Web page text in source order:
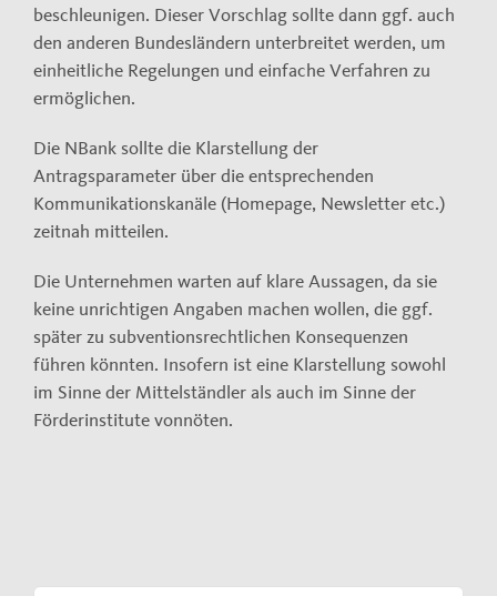
beschleunigen. Dieser Vorschlag sollte dann ggf. auch
den anderen Bundesländern unterbreitet werden, um
einheitliche Regelungen und einfache Verfahren zu
ermöglichen.
Die NBank sollte die Klarstellung der
Antragsparameter über die entsprechenden
Kommunikationskanäle (Homepage, Newsletter etc.)
zeitnah mitteilen.
Die Unternehmen warten auf klare Aussagen, da sie
keine unrichtigen Angaben machen wollen, die ggf.
später zu subventionsrechtlichen Konsequenzen
führen könnten. Insofern ist eine Klarstellung sowohl
im Sinne der Mittelständler als auch im Sinne der
Förderinstitute vonnöten.